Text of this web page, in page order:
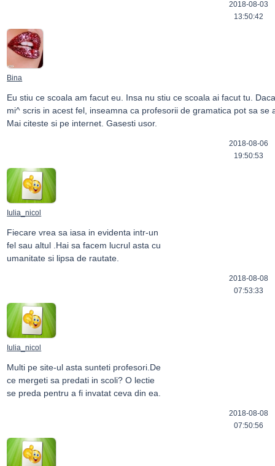
2018-08-03
13:50:42
Bina
Eu stiu ce scoala am facut eu. Insa nu stiu ce scoala ai facut tu.
mi^ scris in acest fel, inseamna ca profesorii de gramatica pot sa se
Mai citeste si pe internet. Gasesti usor.
2018-08-06
19:50:53
Iulia_nicol
Fiecare vrea sa iasa in evidenta intr-un
fel sau altul .Hai sa facem lucrul asta cu
umanitate si lipsa de rautate.
2018-08-08
07:53:33
Iulia_nicol
Multi pe site-ul asta sunteti profesori.De
ce mergeti sa predati in scoli? O lectie
se preda pentru a fi invatat ceva din ea.
2018-08-08
07:50:56